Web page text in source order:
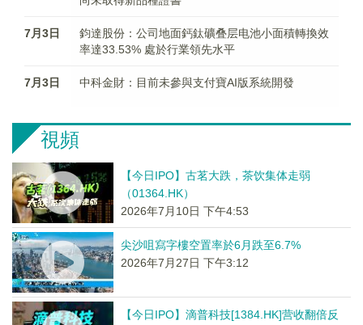
7月3日
鈞達股份：公司地面鈣鈦礦叠层电池小面積轉換效
率達33.53% 處於行業領先水平
7月3日 中科金財：目前未參與支付寶AI版系統開發
視頻
【今日IPO】古茗大跌，茶饮集体走弱
（01364.HK）
2026年7月10日 下午4:53
尖沙咀寫字樓空置率於6月跌至6.7%
2026年7月27日 下午3:12
【今日IPO】滴普科技[1384.HK]营收翻倍反